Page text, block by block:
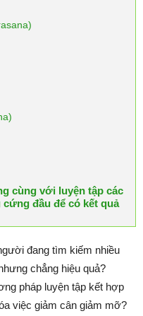
cùng với luyện tập các
đầu để có kết quả
đang tìm kiếm nhiều
chẳng hiệu quả?
pháp luyện tập kết hợp
việc giảm cân giảm mỡ?